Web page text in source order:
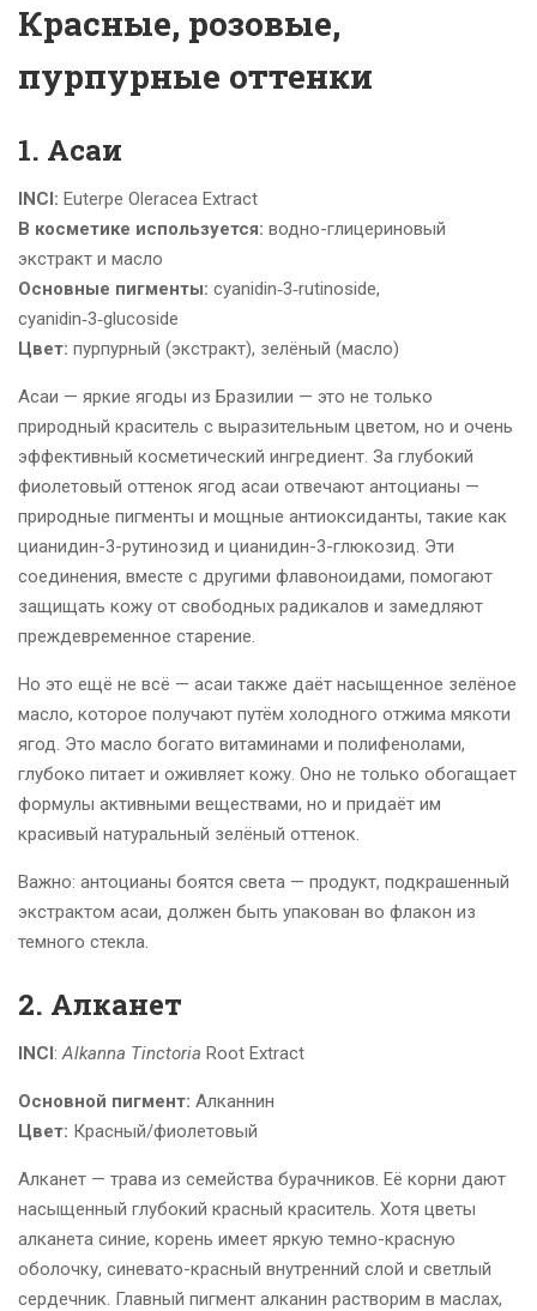
Красные, розовые,
пурпурные оттенки
1. Асаи
INCI: Euterpe Oleracea Extract
В косметике используется: водно-глицериновый
экстракт и масло
Основные пигменты: cyanidin‑3‑rutinoside,
cyanidin‑3‑glucoside
Цвет: пурпурный (экстракт), зелёный (масло)
Асаи — яркие ягоды из Бразилии — это не только
природный краситель с выразительным цветом, но и очень
эффективный косметический ингредиент. За глубокий
фиолетовый оттенок ягод асаи отвечают антоцианы —
природные пигменты и мощные антиоксиданты, такие как
цианидин-3-рутинозид и цианидин-3-глюкозид. Эти
соединения, вместе с другими флавоноидами, помогают
защищать кожу от свободных радикалов и замедляют
преждевременное старение.
Но это ещё не всё — асаи также даёт насыщенное зелёное
масло, которое получают путём холодного отжима мякоти
ягод. Это масло богато витаминами и полифенолами,
глубоко питает и оживляет кожу. Оно не только обогащает
формулы активными веществами, но и придаёт им
красивый натуральный зелёный оттенок.
Важно: антоцианы боятся света — продукт, подкрашенный
экстрактом асаи, должен быть упакован во флакон из
темного стекла.
2. Алканет
INCI:Alkanna Tinctoria Root Extract
Основной пигмент: Алканнин
Цвет: Красный/фиолетовый
Алканет — трава из семейства бурачников. Её корни дают
насыщенный глубокий красный краситель. Хотя цветы
алканета синие, корень имеет яркую темно-красную
оболочку, синевато-красный внутренний слой и светлый
сердечник. Главный пигмент алканин растворим в маслах,